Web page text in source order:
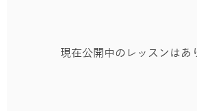
現在公開中のレッスンはあ